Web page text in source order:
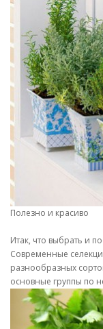
Полезно и красиво
Итак, что выбрать и
Современные
разнообразных
основные группы по